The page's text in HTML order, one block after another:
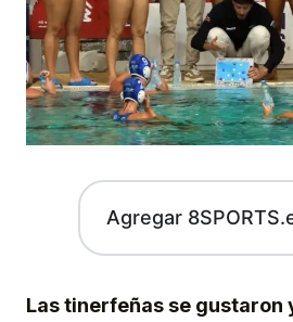
Agregar
Las tinerfeñas se gustaron